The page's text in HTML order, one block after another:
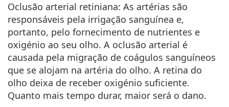
Oclusão arterial retiniana: As artérias são
responsáveis pela irrigação sanguínea e,
portanto, pelo fornecimento de nutrientes e
oxigénio ao seu olho. A oclusão arterial é
causada pela migração de coágulos sanguíneos
que se alojam na artéria do olho. A retina do
olho deixa de receber oxigénio suficiente.
Quanto mais tempo durar, maior será o dano.